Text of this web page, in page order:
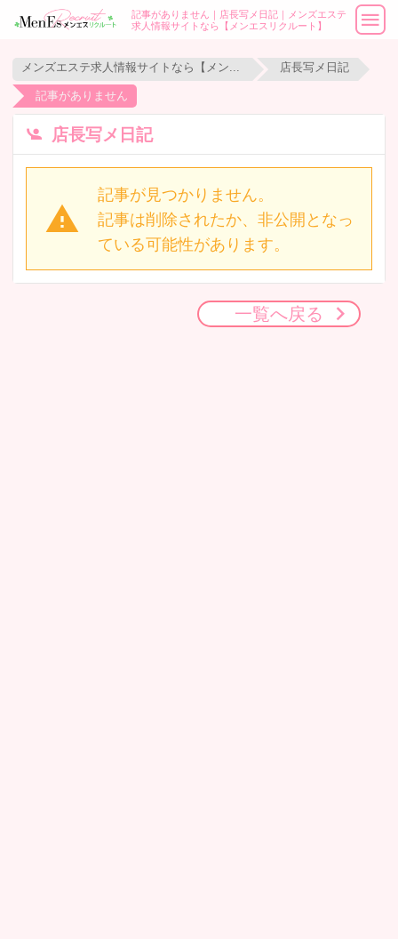
記事がありません｜店長写メ日記｜メンズエステ
求人情報サイトなら【メンエスリクルート】
店長写メ日記
記事がありません
店長写メ日記
記事が見つかりません。
記事は削除されたか、非公開となっ
ている可能性があります。
一覧へ戻る